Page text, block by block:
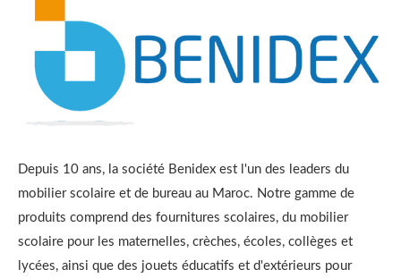
Depuis 10 ans, la société Benidex est l'un des leaders du
mobilier scolaire et de bureau au Maroc. Notre gamme de
produits comprend des fournitures scolaires, du mobilier
scolaire pour les maternelles, crèches, écoles, collèges et
lycées, ainsi que des jouets éducatifs et d'extérieurs pour